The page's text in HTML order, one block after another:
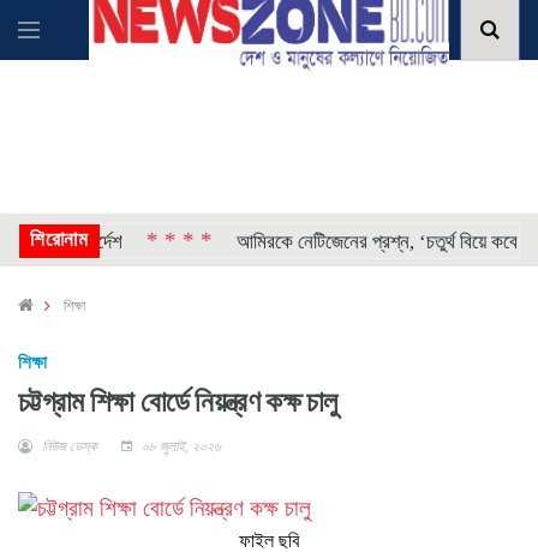
শিরোনাম
নির্দেশ * * * * আমিরকে নেটিজেনের প্রশ্ন, ‘চতুর্থ বিয়ে কবে
শিক্ষা
শিক্ষা
চট্টগ্রাম শিক্ষা বোর্ডে নিয়ন্ত্রণ কক্ষ চালু
নিউজ ডেস্ক ০৮ জুলাই, ২০২৬
ফাইল ছবি